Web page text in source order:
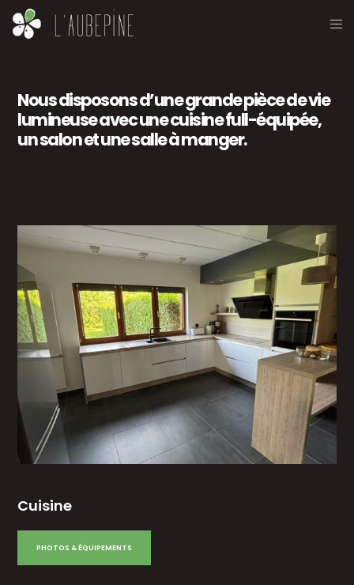
Nous disposons d’une grande pièce de vie
lumineuse avec une cuisine full-équipée,
un salon et une salle à manger.
Cuisine
PHOTOS & ÉQUIPEMENTS